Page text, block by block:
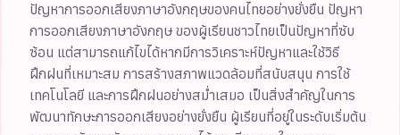
ปัญหาการออกเสียงภาษาอังกฤษของคนไทยอย่างยั่งยืน ปัญหา
การออกเสียงภาษาอังกฤษ ของผู้เรียนชาวไทยเป็นปัญหาที่ซับ
ซ้อน แต่สามารถแก้ไขได้หากมีการวิเคราะห์ปัญหาและใช้วิธี
ฝึกฝนที่เหมาะสม การสร้างสภาพแวดล้อมที่สนับสนุน การใช้
เทคโนโลยี และการฝึกฝนอย่างสม่ำเสมอ เป็นสิ่งสำคัญในการ
พัฒนาทักษะการออกเสียงอย่างยั่งยืน ผู้เรียนที่อยู่ในระดับเริ่มต้น